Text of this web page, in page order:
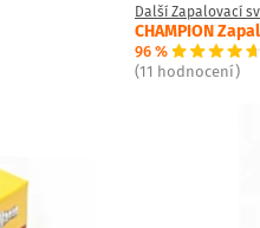
Další Zapalovací
CHAMPION
96 %
(11 hodnocení)